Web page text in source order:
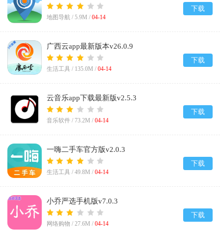
v1.0.0
地图导航 / 5.9M / 04-14
下载
广西云app最新版本v26.0.9
生活工具 / 135.0M / 04-14
下载
云音乐app下载最新版v2.5.3
音乐软件 / 73.2M / 04-14
下载
一嗨二手车官方版v2.0.3
生活工具 / 49.8M / 04-14
下载
小乔严选手机版v7.0.3
网络购物 / 27.6M / 04-14
下载